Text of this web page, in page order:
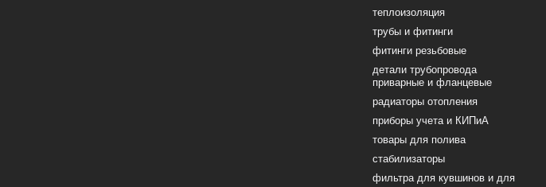
теплоизоляция
трубы и фитинги
фитинги резьбовые
детали трубопровода
приварные и фланцевые
радиаторы отопления
приборы учета и КИПиА
товары для полива
стабилизаторы
фильтра для кувшинов и для